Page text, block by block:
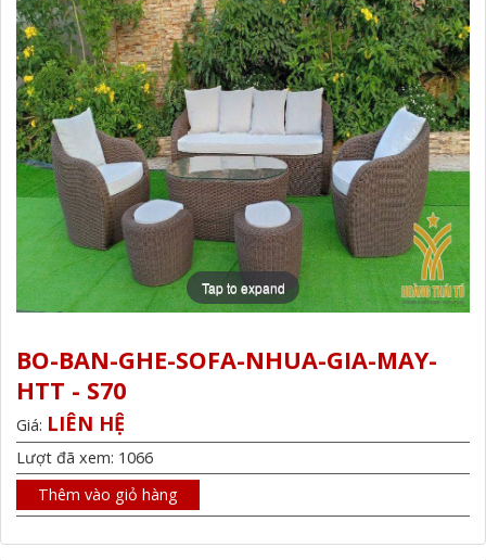
Tap to expand
BO-BAN-GHE-SOFA-NHUA-GIA-MAY-
HTT - S70
Giá: LIÊN HỆ
Lượt đã xem: 1066
Thêm vào giỏ hàng